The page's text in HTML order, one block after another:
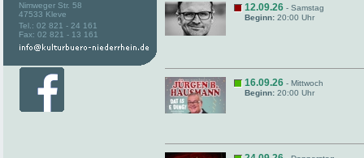
Nimweger Str. 58
47533 Kleve
Tel.: 02 821 - 24 161
Fax: 02 821 - 13 161
12.09.26 - Samstag
Beginn: 20:00 Uhr
16.09.26 - Mittwoch
Beginn: 20:00 Uhr